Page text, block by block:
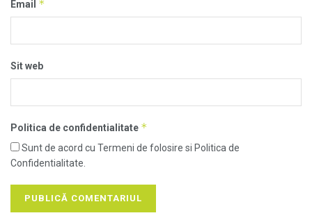
Email *
Sit web
Politica de confidentialitate *
Sunt de acord cu Termeni de folosire si Politica de
Confidentialitate.